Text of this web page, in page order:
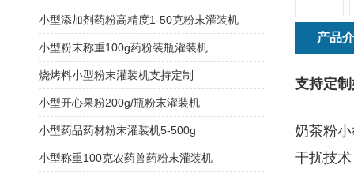
产品
支持定
奶茶粉
干扰技
小型添加剂药粉高精度1-50克粉末灌装机
小型粉末称重100g药粉装瓶灌装机
烧烤料小型粉末灌装机支持定制
小型开心果粉200g/瓶粉末灌装机
小型药品药材粉末灌装机5-500g
小型称重100克农药兽药粉末灌装机